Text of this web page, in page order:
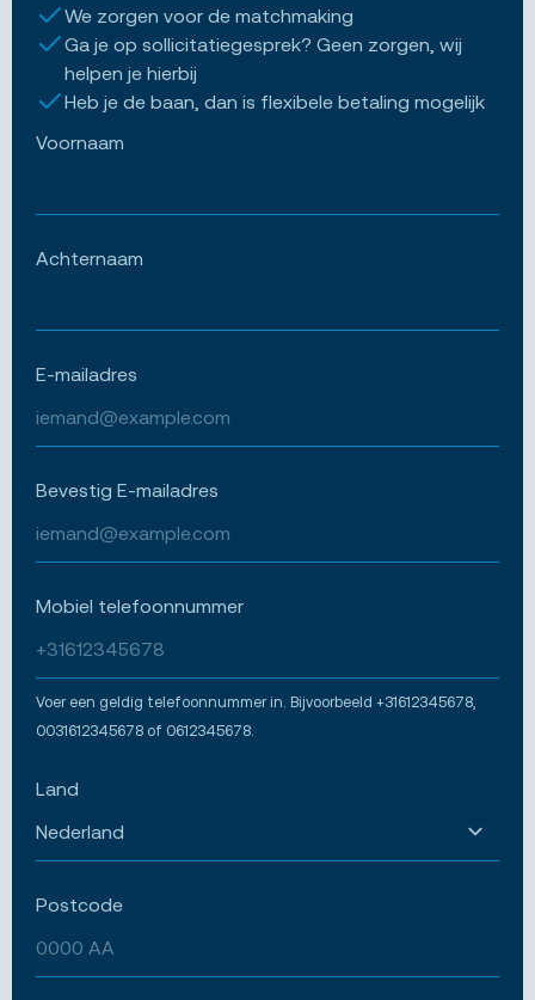
We zorgen voor de matchmaking
Ga je op sollicitatiegesprek? Geen zorgen, wij
helpen je hierbij
Heb je de baan, dan is flexibele betaling mogelijk
Voornaam
Achternaam
E-mailadres
Bevestig E-mailadres
Mobiel telefoonnummer
Voer een geldig telefoonnummer in. Bijvoorbeeld +31612345678,
0031612345678 of 0612345678.
Land
Postcode